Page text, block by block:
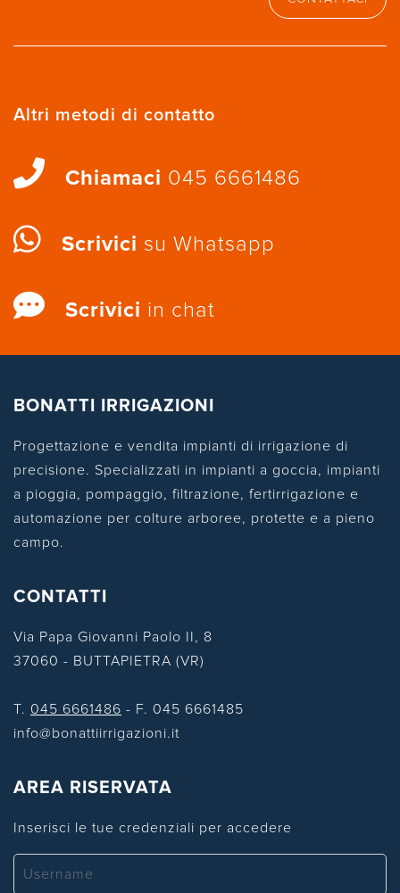
Altri metodi di contatto
Chiamaci 045 6661486
Scrivici su Whatsapp
Scrivici in chat
BONATTI IRRIGAZIONI
Progettazione e vendita impianti di irrigazione di
precisione. Specializzati in impianti a goccia, impianti
a pioggia, pompaggio, filtrazione, fertirrigazione e
automazione per colture arboree, protette e a pieno
campo.
CONTATTI
Via Papa Giovanni Paolo II, 8
37060 - BUTTAPIETRA (VR)
T. 045 6661486 - F. 045 6661485
info@bonattiirrigazioni.it
AREA RISERVATA
Inserisci le tue credenziali per accedere